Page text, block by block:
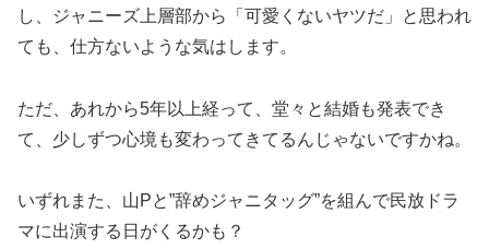
し、ジャニーズ上層部から「可愛くないヤツだ」と思われ
ても、仕方ないような気はします。
ただ、あれから5年以上経って、堂々と結婚も発表でき
て、少しずつ心境も変わってきてるんじゃないですかね。
いずれまた、山Pと”辞めジャニタッグ”を組んで民放ドラ
マに出演する日がくるかも？